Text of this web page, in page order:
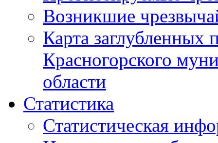
Возникшие
Карта
Красногорского
области
Статистика
Статистическая